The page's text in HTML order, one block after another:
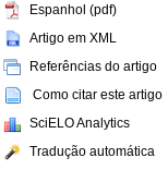
Espanhol (pdf)
Artigo em XML
Referências do artigo
Como citar este artigo
SciELO Analytics
Tradução automática